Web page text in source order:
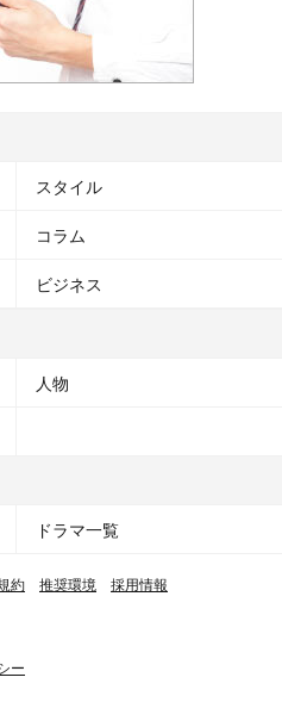
スタイル
コラム
ビジネス
人物
ドラマ一覧
約 推奨環境 採用情報
ー